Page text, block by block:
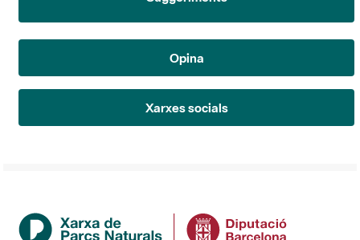
Opina
Xarxes socials